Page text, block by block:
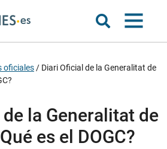
oficiales / Diari Oficial de la Generalitat de
la Generalitat de
es el DOGC?